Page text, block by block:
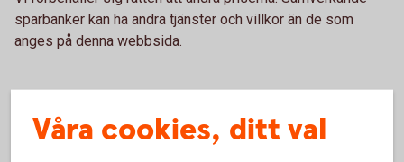
sparbanker kan ha andra tjänster och villkor än de som
anges på denna webbsida.
Ansök om ID-kort som
Våra cookies, ditt val